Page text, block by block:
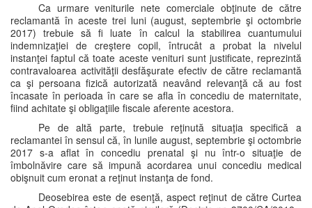
Ca urmare veniturile nete comerciale obţinute de către
reclamantă în aceste trei luni (august, septembrie şi octombrie
2017) trebuie să fi luate în calcul la stabilirea cuantumului
indemnizaţiei de creştere copil, întrucât a probat la nivelul
instanţei faptul că toate aceste venituri sunt justificate, reprezintă
contravaloarea activităţii desfăşurate efectiv de către reclamantă
ca şi persoana fizică autorizată neavând relevanţă că au fost
încasate în perioada în care se afla în concediu de maternitate,
fiind achitate şi obligaţiile fiscale aferente acestora.
Pe de altă parte, trebuie reţinută situaţia specifică a
reclamantei în sensul că, în lunile august, septembrie şi octombrie
2017 s-a aflat în concediu prenatal şi nu într-o situaţie de
îmbolnăvire care să impună acordarea unui concediu medical
obişnuit cum eronat a reţinut instanţa de fond.
Deosebirea este de esenţă, aspect reţinut de către Curtea